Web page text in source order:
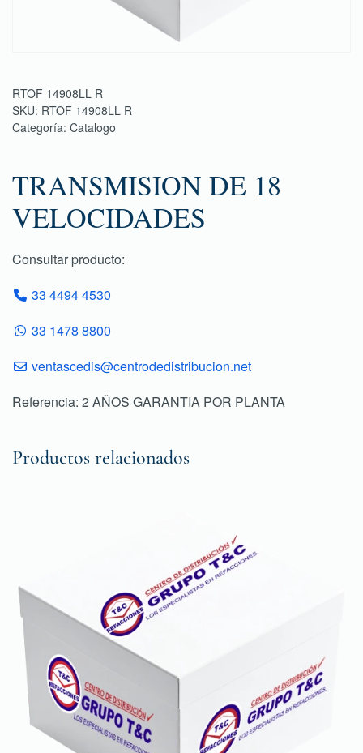
RTOF 14908LL R
SKU: RTOF 14908LL R
Categoría: Catalogo
TRANSMISION DE 18
VELOCIDADES
Consultar producto:
33 4494 4530
33 1478 8800
ventascedis@centrodedistribucion.net
Referencia: 2 AÑOS GARANTIA POR PLANTA
Productos relacionados